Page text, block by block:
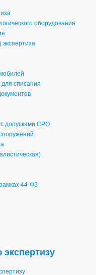
оборудования
экспертиза
списания
допусками СРО
44-ФЗ